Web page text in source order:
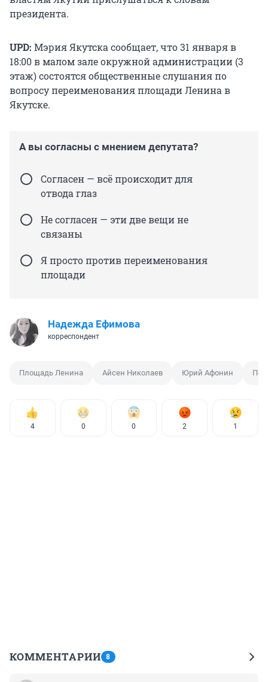
президента.
UPD: Мэрия Якутска сообщает, что 31 января в
18:00 в малом зале окружной администрации (3
этаж) состоятся общественные слушания по
вопросу переименования площади Ленина в
Якутске.
А вы согласны с мнением депутата?
Согласен — всё происходит для
отвода глаз
Не согласен — эти две вещи не
связаны
Я просто против переименования
площади
Надежда Ефимова
корреспондент
Площадь Ленина Айсен Николаев Юрий Афонин
4 0 0 2 1
КОММЕНТАРИИ 8